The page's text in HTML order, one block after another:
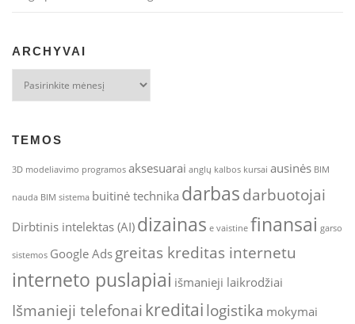
ARCHYVAI
TEMOS
3D modeliavimo programos aksesuarai anglų kalbos kursai ausinės BIM
nauda BIM sistema buitinė technika darbas darbuotojai
Dirbtinis intelektas (AI)dizainas e vaistine finansai garso
sistemos Google Adsgreitas kreditas internetu
interneto puslapiai išmanieji laikrodžiai
Išmanieji telefonai kreditai logistika mokymai